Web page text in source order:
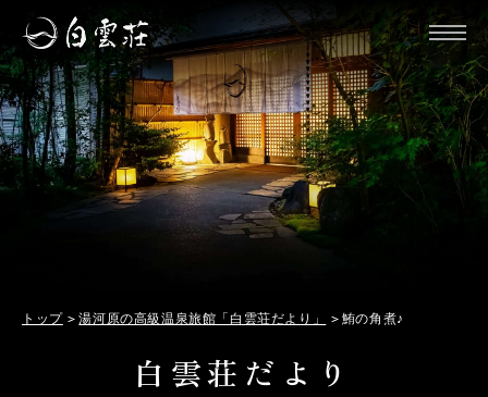
トップ 湯河原の高級温泉旅館「白雲荘だより」 鮪の角煮♪
白雲荘だより